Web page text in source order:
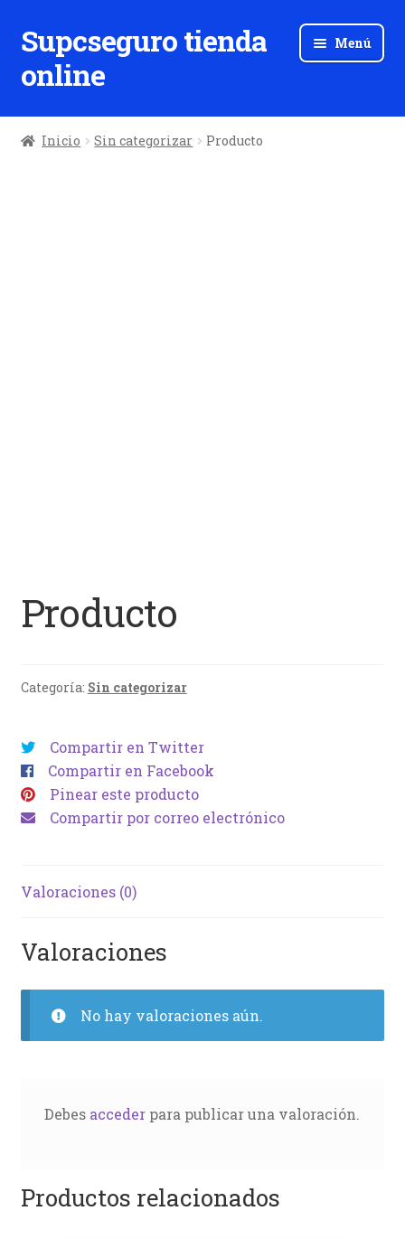
Ir
a
la
Ir
al
contenido
Supcseguro tienda
online
Menú
Inicio Sin categorizar Producto
Producto
Categoría: Sin categorizar
Compartir en Twitter
Compartir en Facebook
Pinear este producto
Compartir por correo electrónico
Valoraciones (0)
Valoraciones
No hay valoraciones aún.
Debes accederpara publicar una valoración.
Productos relacionados